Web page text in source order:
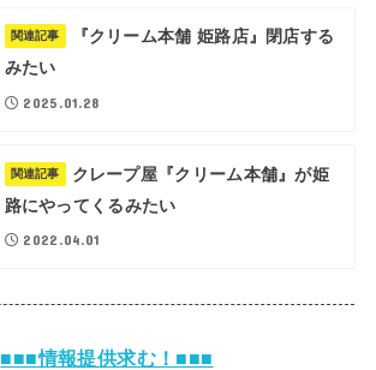
関連記事
『クリーム本舗 姫路店』閉店する
みたい
2025.01.28
関連記事
クレープ屋『クリーム本舗』が姫
路にやってくるみたい
2022.04.01
■■■情報提供求む！■■■